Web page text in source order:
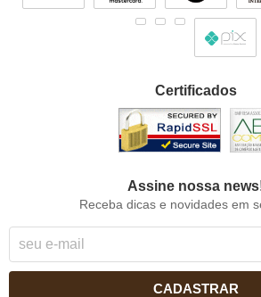
Certificados
Assine nossa
Receba dicas e novidades em
CADASTRAR